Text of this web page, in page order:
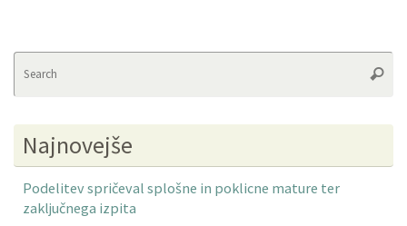
Najnovejše
Podelitev spričeval splošne in poklicne mature ter
zaključnega izpita